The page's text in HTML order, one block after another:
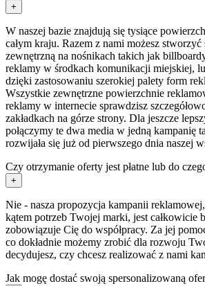
+
W naszej bazie znajdują się tysiące
całym kraju. Razem z nami możesz
zewnętrzną na nośnikach takich jak
reklamy w środkach komunikacji miejskiej,
dzięki zastosowaniu szerokiej palety form
Wszystkie zewnętrzne powierzchnie
reklamy w internecie sprawdzisz
zakładkach na górze strony. Dla jeszcze
połączymy te dwa media w jedną kampanię
rozwijała się już od pierwszego dnia naszej
Czy otrzymanie oferty jest płatne lub do
+
Nie - nasza propozycja kampanii
kątem potrzeb Twojej marki, jest całkowicie
zobowiązuje Cię do współpracy. Za jej
co dokładnie możemy zrobić dla rozwoju
decydujesz, czy chcesz realizować z nami
Jak mogę dostać swoją spersonalizowaną